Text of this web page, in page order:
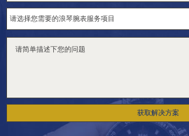
获取解决方案